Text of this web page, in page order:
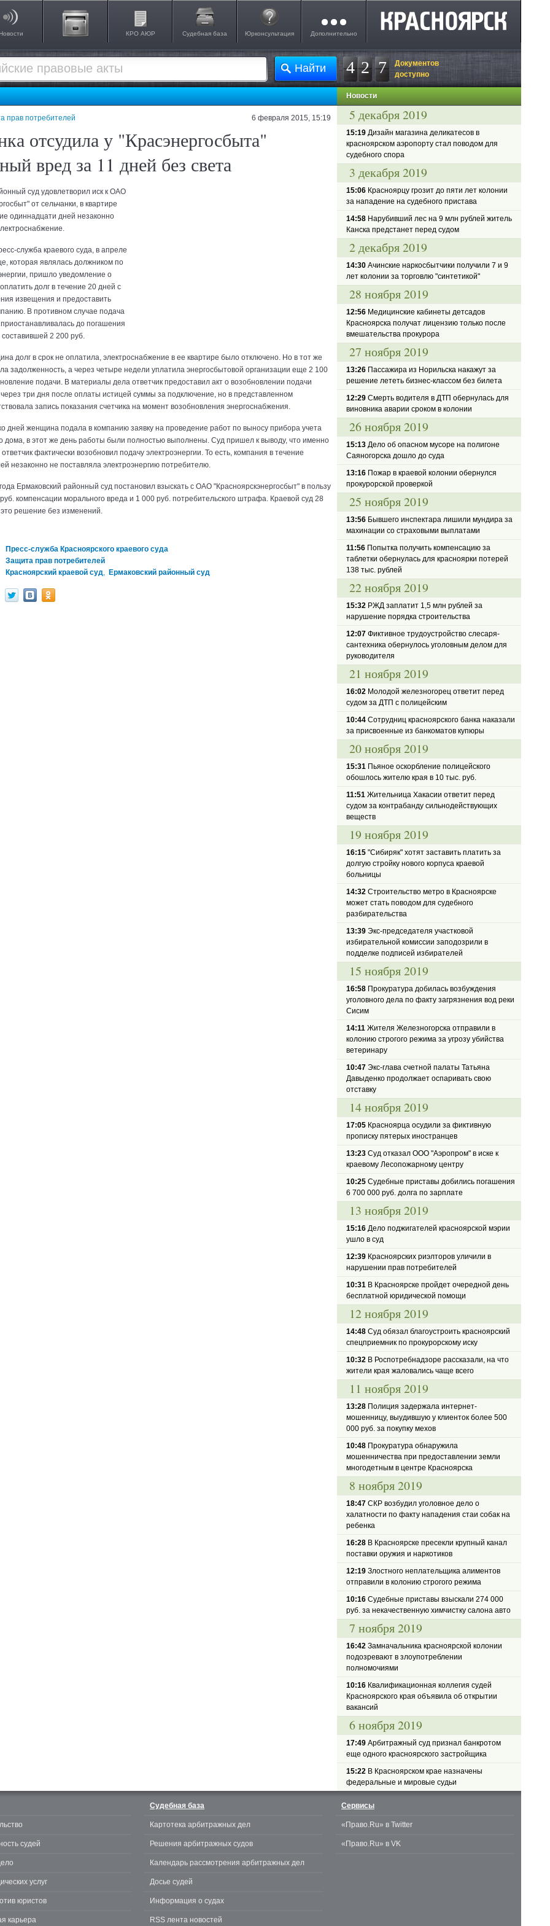
Новости КРО АЮР Судебная база Юрконсультация Дополнительно
4 2 7
Документов
доступно
6 февраля 2015, 15:19
прав потребителей
отсудила у "Красэнергосбыта"
вред за 11 дней без света
суд удовлетворил иск к ОАО
от сельчанки, в квартире
одиннадцати дней незаконно
служба краевого суда, в апреле
которая являлась должником по
пришло уведомление о
долг в течение 20 дней с
извещения и предоставить
В противном случае подача
до погашения
2 200 руб.
долг в срок не оплатила, электроснабжение в ее квартире было отключено. Но в тот же
задолженность, а через четыре недели уплатила энергосбытовой организации еще 2 100
подачи. В материалы дела ответчик предоставил акт о возобновлении подачи
через три дня после оплаты истицей суммы за подключение, но в представленном
запись показания счетчика на момент возобновления энергоснабжения.
дней женщина подала в компанию заявку на проведение работ по выносу прибора учета
дома, в этот же день работы были полностью выполнены. Суд пришел к выводу, что именно
фактически возобновил подачу электроэнергии. То есть, компания в течение
незаконно не поставляла электроэнергию потребителю.
Ермаковский районный суд постановил взыскать с ОАО "Красноярскэнергосбыт" в пользу
компенсации морального вреда и 1 000 руб. потребительского штрафа. Краевой суд 28
решение без изменений.
Пресс-служба Красноярского краевого суда
Защита прав потребителей
Красноярский краевой суд, Ермаковский районный суд
Новости
5 декабря 2019
15:19 Дизайн магазина деликатесов в
красноярском аэропорту стал поводом для
судебного спора
3 декабря 2019
15:06 Красноярцу грозит до пяти лет колонии
за нападение на судебного пристава
14:58 Нарубивший лес на 9 млн рублей житель
Канска предстанет перед судом
2 декабря 2019
14:30 Ачинские наркосбытчики получили 7 и 9
лет колонии за торговлю "синтетикой"
28 ноября 2019
12:56 Медицинские кабинеты детсадов
Красноярска получат лицензию только после
вмешательства прокурора
27 ноября 2019
13:26 Пассажира из Норильска накажут за
решение лететь бизнес-классом без билета
12:29 Смерть водителя в ДТП обернулась для
виновника аварии сроком в колонии
26 ноября 2019
15:13 Дело об опасном мусоре на полигоне
Саяногорска дошло до суда
13:16 Пожар в краевой колонии обернулся
прокурорской проверкой
25 ноября 2019
13:56 Бывшего инспектара лишили мундира за
махинации со страховыми выплатами
11:56 Попытка получить компенсацию за
таблетки обернулась для красноярки потерей
138 тыс. рублей
22 ноября 2019
15:32 РЖД заплатит 1,5 млн рублей за
нарушение порядка строительства
12:07 Фиктивное трудоустройство слесаря-
сантехника обернулось уголовным делом для
руководителя
21 ноября 2019
16:02 Молодой железногорец ответит перед
судом за ДТП с полицейским
10:44 Сотрудниц красноярского банка наказали
за присвоенные из банкоматов купюры
20 ноября 2019
15:31 Пьяное оскорбление полицейского
обошлось жителю края в 10 тыс. руб.
11:51 Жительница Хакасии ответит перед
судом за контрабанду сильнодействующих
веществ
19 ноября 2019
16:15 "Сибиряк" хотят заставить платить за
долгую стройку нового корпуса краевой
больницы
14:32 Строительство метро в Красноярске
может стать поводом для судебного
разбирательства
13:39 Экс-председателя участковой
избирательной комиссии заподозрили в
подделке подписей избирателей
15 ноября 2019
16:58 Прокуратура добилась возбуждения
уголовного дела по факту загрязнения вод реки
Сисим
14:11 Жителя Железногорска отправили в
колонию строгого режима за угрозу убийства
ветеринару
10:47 Экс-глава счетной палаты Татьяна
Давыденко продолжает оспаривать свою
отставку
14 ноября 2019
17:05 Красноярца осудили за фиктивную
прописку пятерых иностранцев
13:23 Суд отказал ООО "Аэропром" в иске к
краевому Лесопожарному центру
10:25 Судебные приставы добились погашения
6 700 000 руб. долга по зарплате
13 ноября 2019
15:16 Дело поджигателей красноярской мэрии
ушло в суд
12:39 Красноярских риэлторов уличили в
нарушении прав потребителей
10:31 В Красноярске пройдет очередной день
бесплатной юридической помощи
12 ноября 2019
14:48 Суд обязал благоустроить красноярский
спецприемник по прокурорскому иску
10:32 В Роспотребнадзоре рассказали, на что
жители края жаловались чаще всего
11 ноября 2019
13:28 Полиция задержала интернет-
мошенницу, выудившую у клиенток более 500
000 руб. за покупку мехов
10:48 Прокуратура обнаружила
мошенничества при предоставлении земли
многодетным в центре Красноярска
8 ноября 2019
18:47 СКР возбудил уголовное дело о
халатности по факту нападения стаи собак на
ребенка
16:28 В Красноярске пресекли крупный канал
поставки оружия и наркотиков
12:19 Злостного неплательщика алиментов
отправили в колонию строгого режима
10:16 Судебные приставы взыскали 274 000
руб. за некачественную химчистку салона авто
7 ноября 2019
16:42 Замначальника красноярской колонии
подозревают в злоупотреблении
полномочиями
10:16 Квалификационная коллегия судей
Красноярского края объявила об открытии
вакансий
6 ноября 2019
17:49 Арбитражный суд признал банкротом
еще одного красноярского застройщика
15:22 В Красноярском крае назначены
федеральные и мировые судьи
судей
услуг
юристов
карьера
Судебная база
Картотека арбитражных дел
Решения арбитражных судов
Календарь рассмотрения арбитражных дел
Досье судей
Информация о судах
RSS лента новостей
Сервисы
«Право.Ru» в Twitter
«Право.Ru» в VK